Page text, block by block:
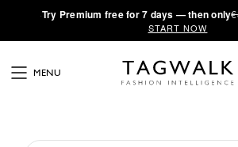
·Try Premium free for 7 days — then only
START NOW
MENU